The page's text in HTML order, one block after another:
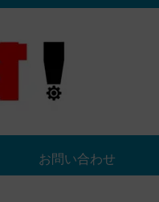
お問い合わせ